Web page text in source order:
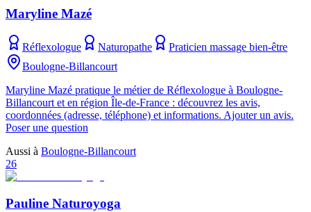
Maryline Mazé
Réflexologue Naturopathe
Praticien massage bien-être
Boulogne-Billancourt
Maryline Mazé pratique le métier de Réflexologue à Boulogne-
Billancourt et en région Île-de-France : découvrez les avis,
coordonnées (adresse, téléphone) et informations. Ajouter un avis.
Poser une question
Aussi à Boulogne-Billancourt
26
Pauline Naturoyoga